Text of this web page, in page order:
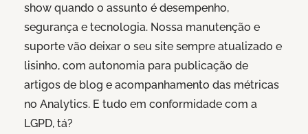
show quando o assunto é desempenho,
segurança e tecnologia. Nossa manutenção e
suporte vão deixar o seu site sempre atualizado e
lisinho, com autonomia para publicação de
artigos de blog e acompanhamento das métricas
no Analytics. E tudo em conformidade com a
LGPD, tá?